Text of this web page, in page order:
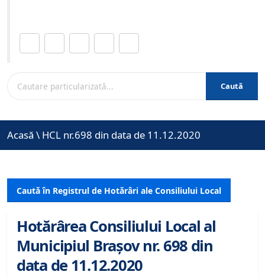
Caută
Acasă \ HCL nr.698 din data de 11.12.2020
Caută în Registrul de Hotărâri ale Consiliului Local
Hotărârea Consiliului Local al
Municipiul Brașov nr. 698 din
data de 11.12.2020